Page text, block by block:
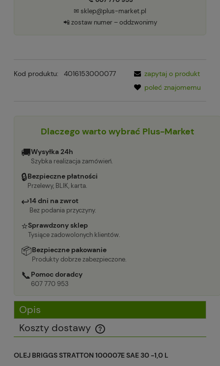
✉ sklep@plus-market.pl
📲 zostaw numer – oddzwonimy
Kod produktu: 4016153000077
zapytaj o produkt
poleć znajomemu
Dlaczego warto wybrać Plus-Market
🚚Wysyłka 24h
Szybka realizacja zamówień.
🔒Bezpieczne płatności
Przelewy, BLIK, karta.
↩14 dni na zwrot
Bez podania przyczyny.
⭐Sprawdzony sklep
Tysiące zadowolonych klientów.
📦Bezpieczne pakowanie
Produkty dobrze zabezpieczone.
📞Pomoc doradcy
607 770 953
Opis
Koszty dostawy
Cena nie zawiera ewentualnych kosztów płatności
OLEJ BRIGGS STRATTON 100007E SAE 30 -1,0 L